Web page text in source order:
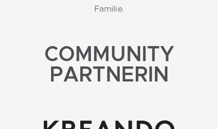
COMMUNITY
PARTNERIN
Familie.